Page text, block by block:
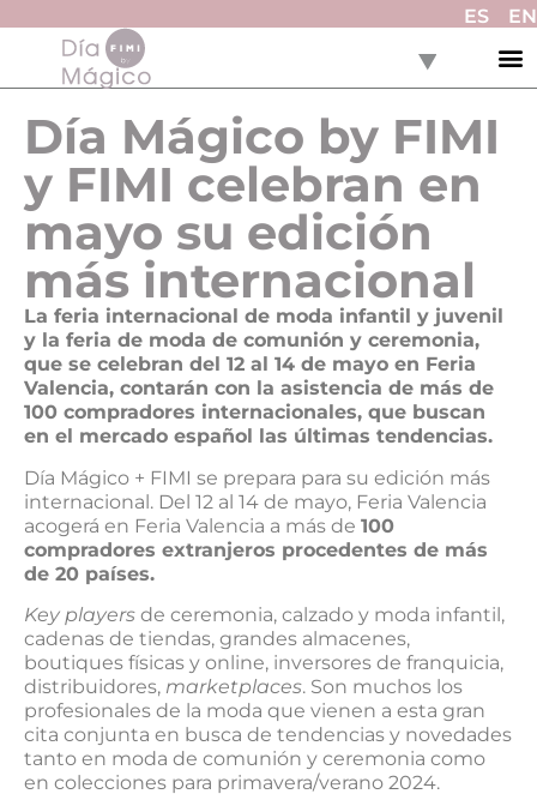
ES EN
Día Mágico by FIMI
y FIMI celebran en
mayo su edición
más internacional
La feria internacional de moda infantil y juvenil
y la feria de moda de comunión y ceremonia,
que se celebran del 12 al 14 de mayo en Feria
Valencia, contarán con la asistencia de más de
100 compradores internacionales, que buscan
en el mercado español las últimas tendencias.
Día Mágico + FIMI se prepara para su edición más
internacional. Del 12 al 14 de mayo, Feria Valencia
acogerá en Feria Valencia a más de 100
compradores extranjeros procedentes de más
de 20 países.
Key players de ceremonia, calzado y moda infantil,
cadenas de tiendas, grandes almacenes,
boutiques físicas y online, inversores de franquicia,
distribuidores, marketplaces. Son muchos los
profesionales de la moda que vienen a esta gran
cita conjunta en busca de tendencias y novedades
tanto en moda de comunión y ceremonia como
en colecciones para primavera/verano 2024.